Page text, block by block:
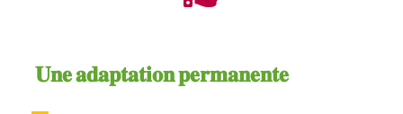
𝐔𝐧𝐞 𝐚𝐝𝐚𝐩𝐭𝐚𝐭𝐢𝐨𝐧 𝐩𝐞𝐫𝐦𝐚𝐧𝐞𝐧𝐭𝐞